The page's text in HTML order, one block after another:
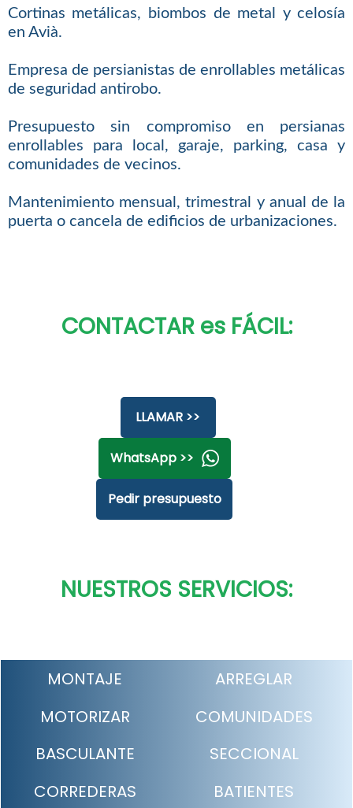
Cortinas metálicas, biombos de metal y celosía
en Avià.
Empresa de persianistas de enrollables metálicas
de seguridad antirobo.
Presupuesto sin compromiso en persianas
enrollables para local, garaje, parking, casa y
comunidades de vecinos.
Mantenimiento mensual, trimestral y anual de la
puerta o cancela de edificios de urbanizaciones.
CONTACTAR es FÁCIL:
LLAMAR >>
WhatsApp >>
Pedir presupuesto
NUESTROS SERVICIOS:
MONTAJE
ARREGLAR
MOTORIZAR
COMUNIDADES
BASCULANTE
SECCIONAL
CORREDERAS
BATIENTES